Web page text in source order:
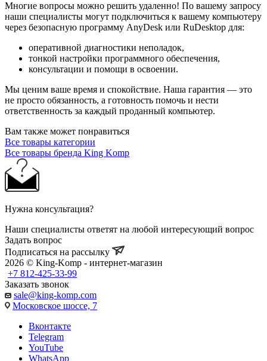
Многие вопросы можно решить удаленно! По вашему запросу
наши специалисты могут подключиться к вашему компьютеру
через безопасную программу AnyDesk или RuDesktop для:
оперативной диагностики неполадок,
тонкой настройки программного обеспечения,
консультации и помощи в освоении.
Мы ценим ваше время и спокойствие. Наша гарантия — это
не просто обязанность, а готовность помочь и нести
ответственность за каждый проданный компьютер.
Вам также может понравиться
Все товары категории
Все товары бренда King Komp
Нужна консультация?
Наши специалисты ответят на любой интересующий вопрос
Задать вопрос
Подписаться на рассылку
2026 © King-Komp - интернет-магазин
+7 812-425-33-99
Заказать звонок
sale@king-komp.com
Московское шоссе, 7
Вконтакте
Telegram
YouTube
WhatsApp